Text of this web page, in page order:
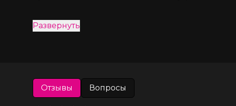
Премиум-формула:
Развернуть
Отзывы Вопросы